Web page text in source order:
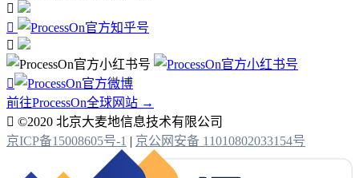




前往ProcessOn全球网站 →
 ©2020 北京大麦地信息技术有限公司
京ICP备15008605号-1 | 京公网安备 11010802033154号